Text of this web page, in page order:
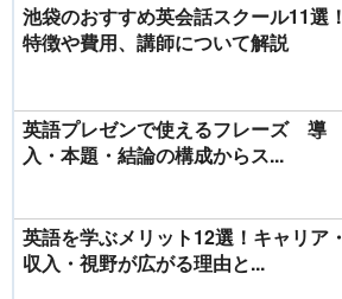
池袋のおすすめ英会話スクール11選！
特徴や費用、講師について解説
英語プレゼンで使えるフレーズ 導
入・本題・結論の構成からス...
英語を学ぶメリット12選！キャリア・
収入・視野が広がる理由と...